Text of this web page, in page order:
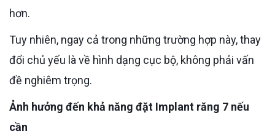
hơn.
Tuy nhiên, ngay cả trong những trường hợp này, thay
đổi chủ yếu là về hình dạng cục bộ, không phải vấn
đề nghiêm trọng.
Ảnh hưởng đến khả năng đặt Implant răng 7 nếu
cần